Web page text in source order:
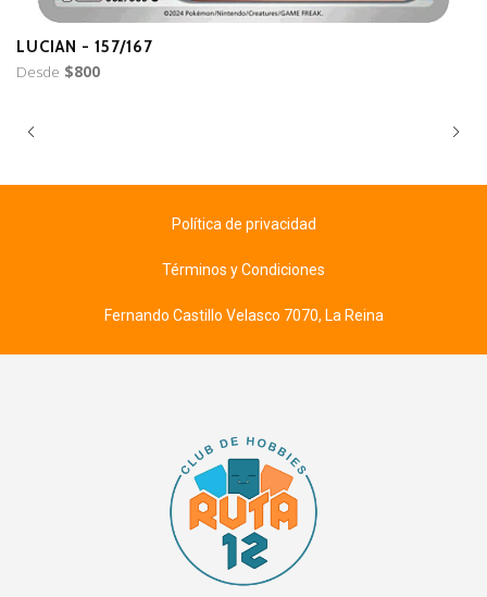
LUCIAN - 157/167
Desde $800
Política de privacidad
Términos y Condiciones
Fernando Castillo Velasco 7070, La Reina